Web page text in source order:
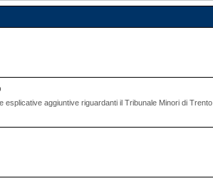
aggiuntive riguardanti il Tribunale Minori di Trento